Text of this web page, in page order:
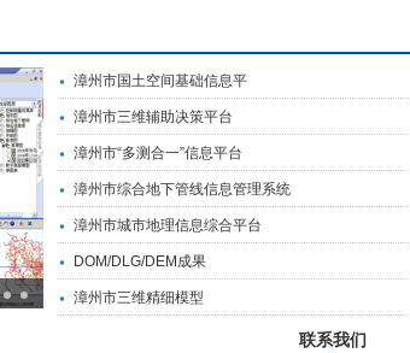
漳州市国土空间基础信息平
漳州市三维辅助决策平台
漳州市“多测合一”信息平台
漳州市综合地下管线信息管理系统
漳州市城市地理信息综合平台
DOM/DLG/DEM成果
漳州市三维精细模型
联系我们